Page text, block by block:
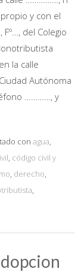
y con el
del Colegio
la calle
Autónoma
…………, y
con agua,
, código civil y
, derecho,
,